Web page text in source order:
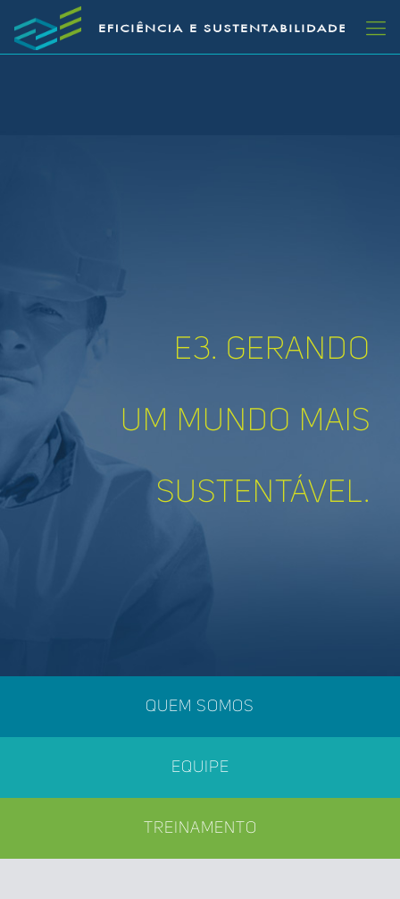
E3. GERANDO
UM MUNDO MAIS
SUSTENTÁVEL.
QUEM SOMOS
EQUIPE
TREINAMENTO